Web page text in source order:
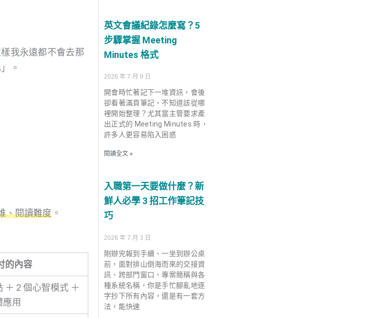
我永遠都不會去那
。
、閱讀難度 。
的內容
＋ 2 個心智模式 ＋
應用
英文會議紀錄怎麼寫？5
步驟掌握 Meeting
Minutes 格式
2026 年 7 月 9 日
開會時忙著記下一堆資訊，會後
卻看著滿頁筆記，不知道該從哪
裡開始整理？尤其當主管要求產
出正式的 Meeting Minutes 時，
許多人更容易陷入困惑
閱讀全文 »
入職第一天要做什麼？新
鮮人必學 3 招工作筆記技
巧
2026 年 7 月 3 日
剛辦完報到手續、一坐到辦公桌
前，面對排山倒海而來的交接資
訊、跨部門窗口、專案簡稱與各
種系統名稱，你是手忙腳亂地逐
字抄下所有內容，還是有一套方
法，能快速